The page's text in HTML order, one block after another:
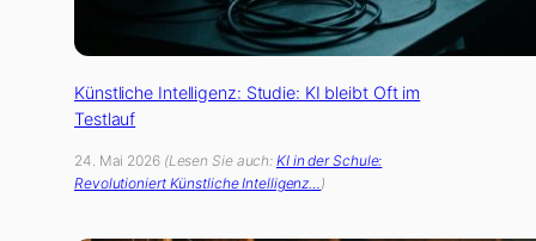
Künstliche Intelligenz: Studie: KI bleibt Oft im
Testlauf
24. Mai 2026 (Lesen Sie auch:KI in der Schule:
Revolutioniert Künstliche Intelligenz…)